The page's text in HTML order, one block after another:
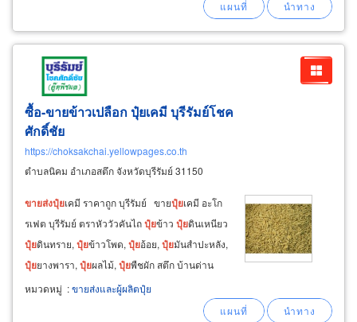
ซื้อ-ขายข้าวเปลือก ปุ๋ยเคมี บุรีรัมย์โชค
ศักดิ์ชัย
https://choksakchai.yellowpages.co.th
ตำบลนิคม อำเภอสตึก จังหวัดบุรีรัมย์ 31150
ขายส่งปุ๋ยเคมี ราคาถูก บุรีรัมย์ ขายปุ๋ยเคมี อะโก
รเฟต บุรีรัมย์ ตราหัววัวคันไถปุ๋ยข้าว ปุ๋ยดินเหนียว
ปุ๋ยดินทราย, ปุ๋ยข้าวโพด, ปุ๋ยอ้อย, ปุ๋ยมันสำปะหลัง,
ปุ๋ยยางพารา, ปุ๋ยผลไม้, ปุ๋ยพืชผัก สตึก บ้านด่าน
บุรีรัมย์ ขายปุ๋ยตรากระต่าย ตรามงกุฎ
หมวดหมู่ :ขายส่งและผู้ผลิตปุ๋ย